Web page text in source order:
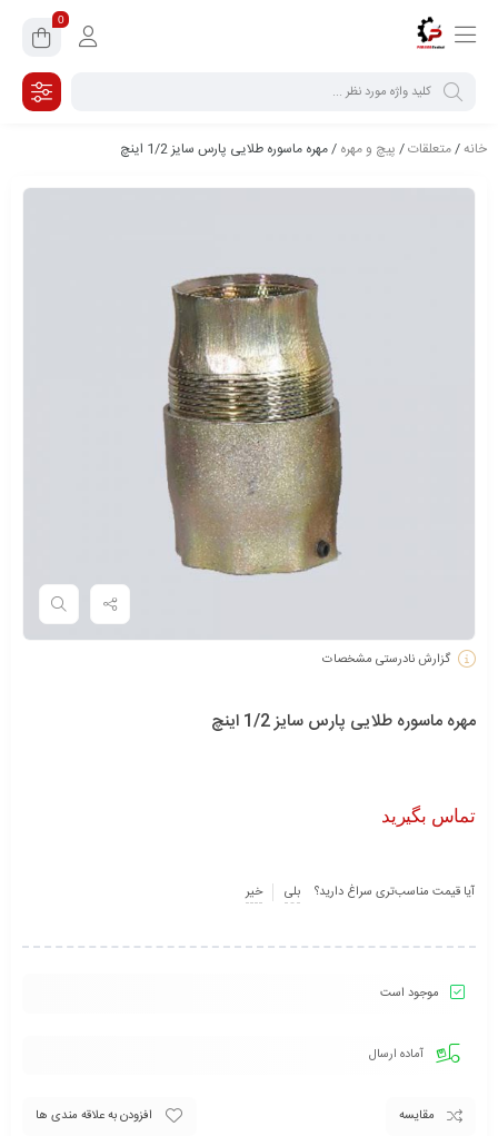
0
خانه/متعلقات/ پیچ و مهره / مهره ماسوره طلایی پارس سایز 1/2 اینچ
گزارش نادرستی مشخصات
مهره ماسوره طلایی پارس سایز 1/2 اینچ
تماس بگیرید
آیا قیمت مناسب‌تری سراغ دارید؟ بلی خیر
موجود است
آماده ارسال
مقایسه افزودن به علاقه مندی ها